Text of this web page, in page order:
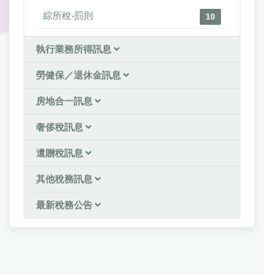
綜所稅-罰則 10
執行業務所得訊息
勞健保／退休金訊息
房地合一訊息
奢侈稅訊息
遺贈稅訊息
其他稅務訊息
最新稅務公告